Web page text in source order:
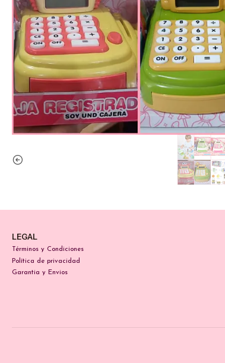
LEGAL
Términos y Condiciones
Política de privacidad
Garantia y Envios